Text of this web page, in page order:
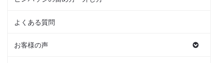
よくある質問
お客様の声